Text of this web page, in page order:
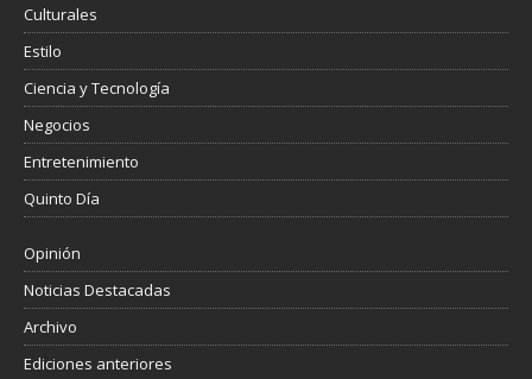
Culturales
Estilo
Ciencia y Tecnología
Negocios
Entretenimiento
Quinto Día
Opinión
Noticias Destacadas
Archivo
Ediciones anteriores